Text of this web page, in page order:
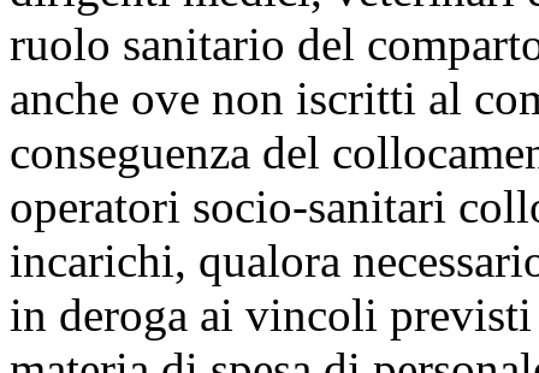
ruolo sanitario del
anche ove non iscritti al
conseguenza del
operatori socio-sanitari
incarichi, qualora
in deroga ai vincoli